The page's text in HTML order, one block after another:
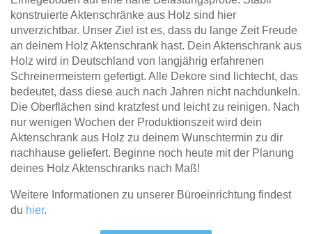
konstruierte Aktenschränke aus Holz sind hier
unverzichtbar. Unser Ziel ist es, dass du lange Zeit Freude
an deinem Holz Aktenschrank hast. Dein Aktenschrank aus
Holz wird in Deutschland von langjährig erfahrenen
Schreinermeistern gefertigt. Alle Dekore sind lichtecht, das
bedeutet, dass diese auch nach Jahren nicht nachdunkeln.
Die Oberflächen sind kratzfest und leicht zu reinigen. Nach
nur wenigen Wochen der Produktionszeit wird dein
Aktenschrank aus Holz zu deinem Wunschtermin zu dir
nachhause geliefert. Beginne noch heute mit der Planung
deines Holz Aktenschranks nach Maß!
Weitere Informationen zu unserer Büroeinrichtung findest
du hier.